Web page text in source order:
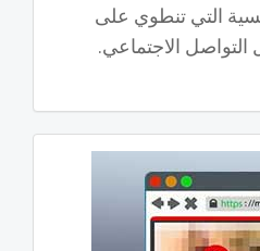
التي تنطوي على
الاجتماعي.